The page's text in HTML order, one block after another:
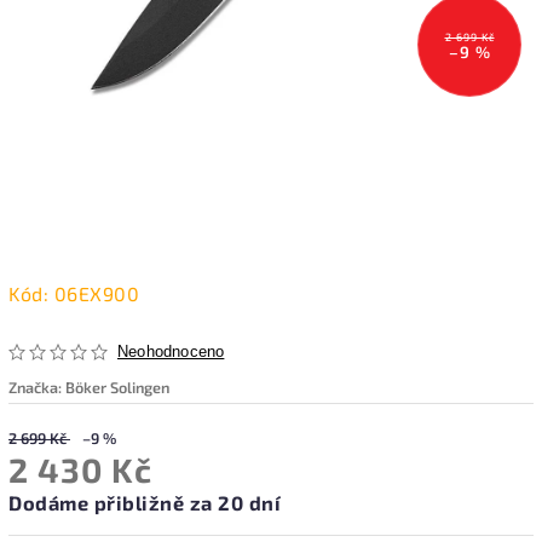
2 699 Kč
–9 %
Kód: 06EX900
Neohodnoceno
Značka: Böker Solingen
2 699 Kč –9 %
2 430 Kč
Dodáme přibližně za 20 dní